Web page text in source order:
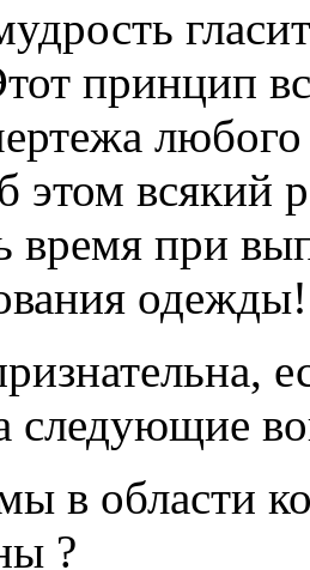
принцип
всякий
время при
следующие
в области
?